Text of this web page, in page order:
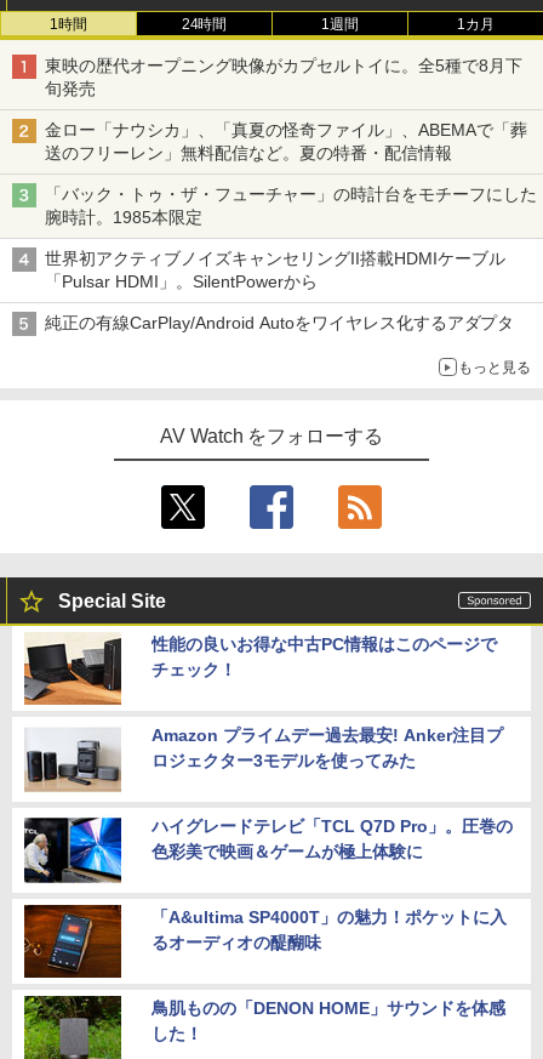
1時間 24時間 1週間 1カ月
東映の歴代オープニング映像がカプセルトイに。全5種で8月下
旬発売
金ロー「ナウシカ」、「真夏の怪奇ファイル」、ABEMAで「葬
送のフリーレン」無料配信など。夏の特番・配信情報
「バック・トゥ・ザ・フューチャー」の時計台をモチーフにした
腕時計。1985本限定
世界初アクティブノイズキャンセリングII搭載HDMIケーブル
「Pulsar HDMI」。SilentPowerから
純正の有線CarPlay/Android Autoをワイヤレス化するアダプタ
もっと見る
AV Watch をフォローする
Special Site
性能の良いお得な中古PC情報はこのページで
チェック！
Amazon プライムデー過去最安! Anker注目プ
ロジェクター3モデルを使ってみた
ハイグレードテレビ「TCL Q7D Pro」。圧巻の
色彩美で映画＆ゲームが極上体験に
「A&ultima SP4000T」の魅力！ポケットに入
るオーディオの醍醐味
鳥肌ものの「DENON HOME」サウンドを体感
した！